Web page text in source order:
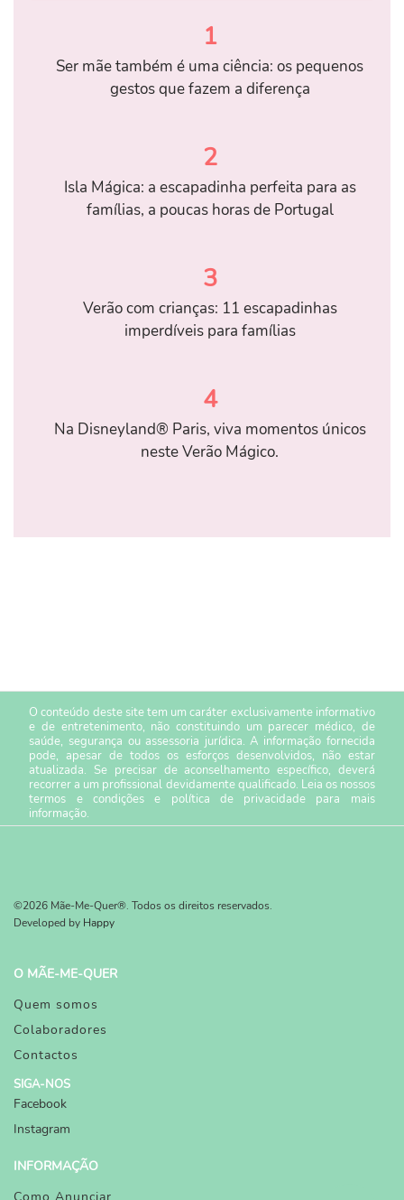
1
Ser mãe também é uma ciência: os pequenos
gestos que fazem a diferença
2
Isla Mágica: a escapadinha perfeita para as
famílias, a poucas horas de Portugal
3
Verão com crianças: 11 escapadinhas
imperdíveis para famílias
4
Na Disneyland® Paris, viva momentos únicos
neste Verão Mágico.
O conteúdo deste site tem um caráter exclusivamente informativo
e de entretenimento, não constituindo um parecer médico, de
saúde, segurança ou assessoria jurídica. A informação fornecida
pode, apesar de todos os esforços desenvolvidos, não estar
atualizada. Se precisar de aconselhamento específico, deverá
recorrer a um profissional devidamente qualificado. Leia os nossos
termos e condiçõese política de privacidade para mais
informação.
©2026 Mãe-Me-Quer®. Todos os direitos reservados.
Developed by Happy
O MÃE-ME-QUER
Quem somos
Colaboradores
Contactos
SIGA-NOS
Facebook
Instagram
INFORMAÇÃO
Como Anunciar